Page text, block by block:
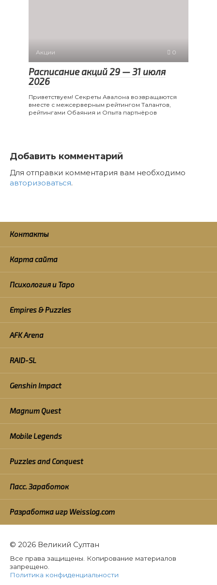
Акции 0
Расписание акций 29 — 31 июля
2026
Приветствуем! Секреты Авалона возвращаются
вместе с межсерверным рейтингом Талантов,
рейтингами Обаяния и Опыта партнёров
Добавить комментарий
Для отправки комментария вам необходимо
авторизоваться.
Контакты
Карта сайта
Психология и Таро
Empires & Puzzles
AFK Arena
RAID-SL
Genshin Impact
Magnum Quest
Mobile Legends
Puzzles and Conquest
Пасс. Заработок
Разработка игр Weisslog.com
© 2026 Великий Султан
Все права защищены. Копирование материалов
запрещено.
Политика конфиденциальности